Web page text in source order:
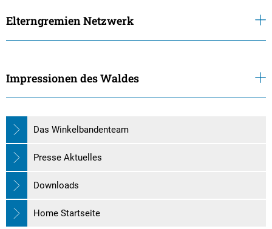
Elterngremien Netzwerk
Impressionen des Waldes
Das Winkelbandenteam
Presse Aktuelles
Downloads
Home Startseite